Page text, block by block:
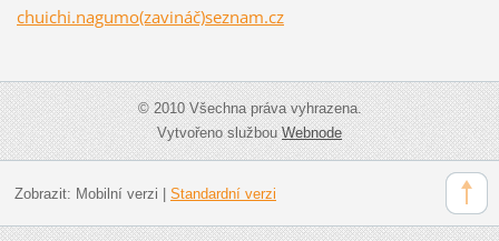
chuichi.nagumo(zavináč)seznam.cz
© 2010 Všechna práva vyhrazena.
Vytvořeno službouWebnode
Zobrazit: Mobilní verzi Standardní verzi